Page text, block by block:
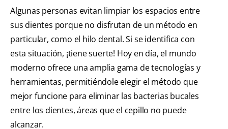
Algunas personas evitan limpiar los espacios entre
sus dientes porque no disfrutan de un método en
particular, como el hilo dental. Si se identifica con
esta situación, ¡tiene suerte! Hoy en día, el mundo
moderno ofrece una amplia gama de tecnologías y
herramientas, permitiéndole elegir el método que
mejor funcione para eliminar las bacterias bucales
entre los dientes, áreas que el cepillo no puede
alcanzar.